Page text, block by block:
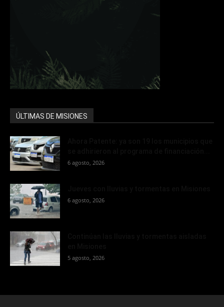
ÚLTIMAS DE MISIONES
6 agosto, 2026
6 agosto, 2026
5 agosto, 2026